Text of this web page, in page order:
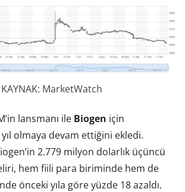
KAYNAK: MarketWatch
lansmanı ile Biogen için
olmaya devam ettiğini ekledi.
2.779 milyon dolarlık üçüncü
hem fiili para biriminde hem de
önceki yıla göre yüzde 18 azaldı.